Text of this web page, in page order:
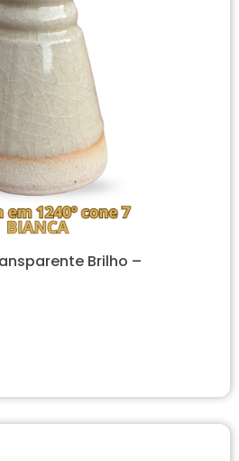
Brilho –